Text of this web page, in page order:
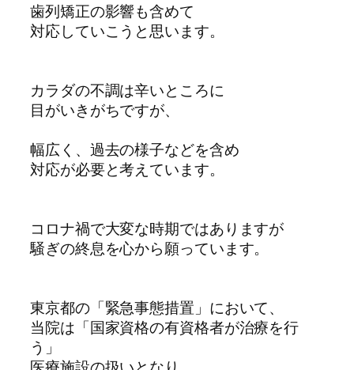
歯列矯正の影響も含めて
対応していこうと思います。
カラダの不調は辛いところに
目がいきがちですが、
幅広く、過去の様子などを含め
対応が必要と考えています。
コロナ禍で大変な時期ではありますが
騒ぎの終息を心から願っています。
東京都の「緊急事態措置」において、
当院は「国家資格の有資格者が治療を行
う」